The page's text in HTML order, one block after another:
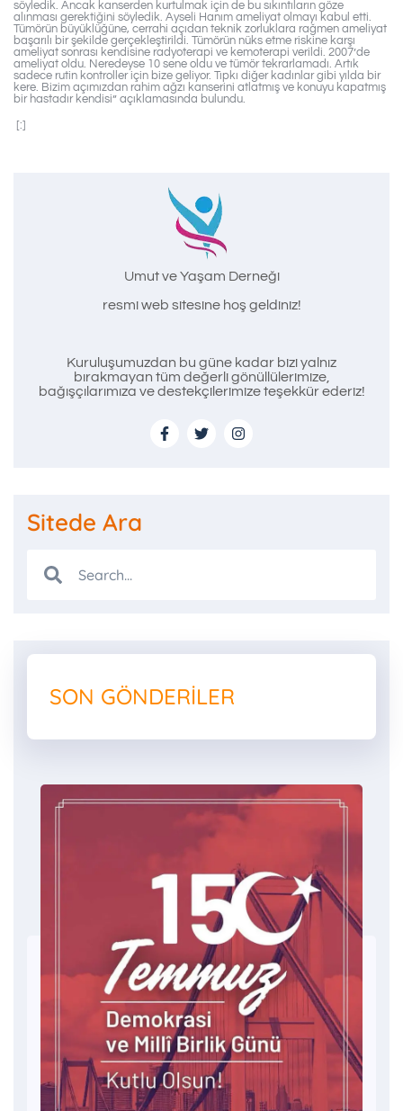
söyledik. Ancak kanserden kurtulmak için de bu sıkıntıların göze
alınması gerektiğini söyledik. Ayseli Hanım ameliyat olmayı kabul etti.
Tümörün büyüklüğüne, cerrahi açıdan teknik zorluklara rağmen ameliyat
başarılı bir şekilde gerçekleştirildi. Tümörün nüks etme riskine karşı
ameliyat sonrası kendisine radyoterapi ve kemoterapi verildi. 2007’de
ameliyat oldu. Neredeyse 10 sene oldu ve tümör tekrarlamadı. Artık
sadece rutin kontroller için bize geliyor. Tıpkı diğer kadınlar gibi yılda bir
kere. Bizim açımızdan rahim ağzı kanserini atlatmış ve konuyu kapatmış
bir hastadır kendisi” açıklamasında bulundu.
[:]
Umut ve Yaşam Derneği
resmi web sitesine hoş geldiniz!
Kuruluşumuzdan bu güne kadar bizi yalnız
bırakmayan tüm değerli gönüllülerimize,
bağışçılarımıza ve destekçilerimize teşekkür ederiz!
Sitede Ara
SON GÖNDERILER